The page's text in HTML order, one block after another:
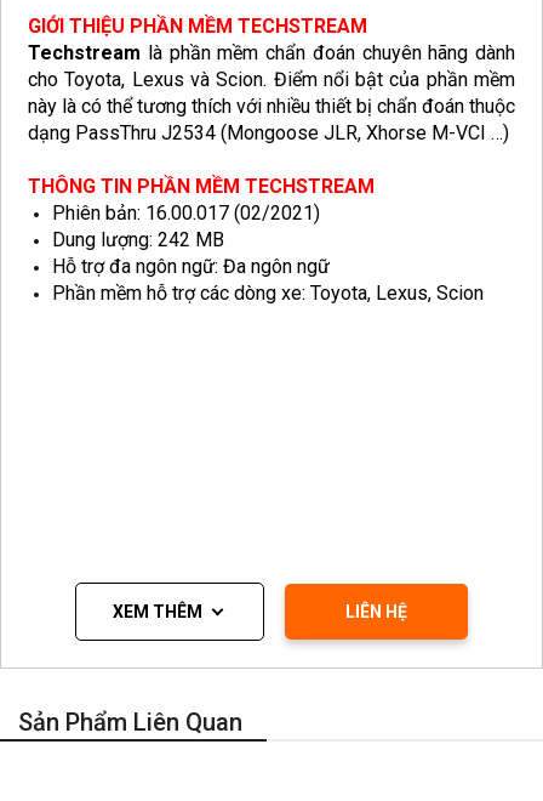
GIỚI THIỆU PHẦN MỀM TECHSTREAM
Techstream là phần mềm chẩn đoán chuyên hãng dành
cho Toyota, Lexus và Scion. Điểm nổi bật của phần mềm
này là có thể tương thích với nhiều thiết bị chẩn đoán thuộc
dạng PassThru J2534 (Mongoose JLR, Xhorse M-VCI …)
THÔNG TIN PHẦN MỀM TECHSTREAM
Phiên bản: 16.00.017 (02/2021)
Dung lượng: 242 MB
Hỗ trợ đa ngôn ngữ: Đa ngôn ngữ
Phần mềm hỗ trợ các dòng xe: Toyota, Lexus, Scion
Hình 1: Phiên bản phần mềm chẩn đoán Techstream
XEM THÊM LIÊN HỆ
Sản Phẩm Liên Quan